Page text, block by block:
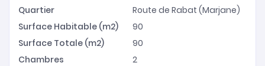
Quartier
Route de Rabat (Marjane)
Surface Habitable (m2)
90
Surface Totale (m2)
90
Chambres
2